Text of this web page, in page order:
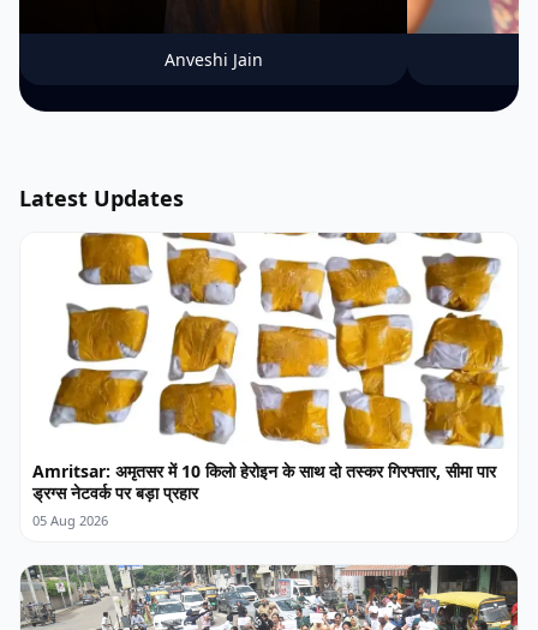
Anveshi Jain
Latest Updates
Amritsar: अमृतसर में 10 किलो हेरोइन के साथ दो तस्कर गिरफ्तार, सीमा पार
ड्रग्स नेटवर्क पर बड़ा प्रहार
05 Aug 2026